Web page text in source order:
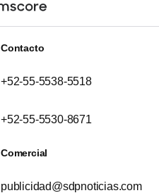
Contacto
+52-55-5538-5518
+52-55-5530-8671
Comercial
publicidad@sdpnoticias.com